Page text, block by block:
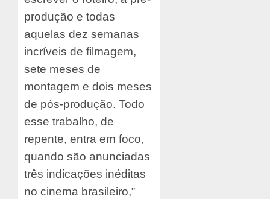
produção e todas
aquelas dez semanas
incríveis de filmagem,
sete meses de
montagem e dois meses
de pós-produção. Todo
esse trabalho, de
repente, entra em foco,
quando são anunciadas
três indicações inéditas
no cinema brasileiro,”